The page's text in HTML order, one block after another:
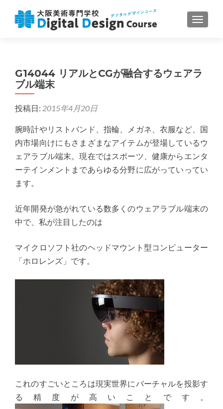
ナビゲ
G14044 リアルとCGが融合するウェアラ
ブル端末
投稿日: 2015年4月20日
腕時計やリストバンド、指輪、メガネ、衣服など、国
内市場向けにもさまざまなアイテムが登場しているウ
ェアラブル端末。現在ではスポーツ、健康からエンタ
ーテインメントまであらゆる分野に広がっていってい
ます。
近年開発が急がれている数多くのウェアラブル端末の
中で、私が注目したのは
マイクロソフト社のヘッドマウント型コンピューター
「ホロレンズ」です。
これのすごいところは現実世界にバーチャルを投影す
る精度が高いことです。